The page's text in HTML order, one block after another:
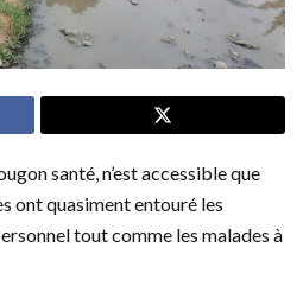
santé, n’est accessible que
ont quasiment entouré les
tout comme les malades à